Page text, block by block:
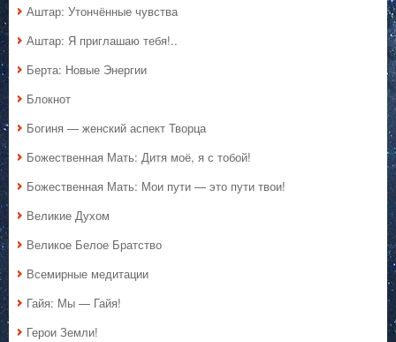
Аштар: Утончённые чувства
Аштар: Я приглашаю тебя!..
Берта: Новые Энергии
Блокнот
Богиня — женский аспект Творца
Божественная Мать: Дитя моё, я с тобой!
Божественная Мать: Мои пути — это пути твои!
Великие Духом
Великое Белое Братство
Всемирные медитации
Гайя: Мы — Гайя!
Герои Земли!